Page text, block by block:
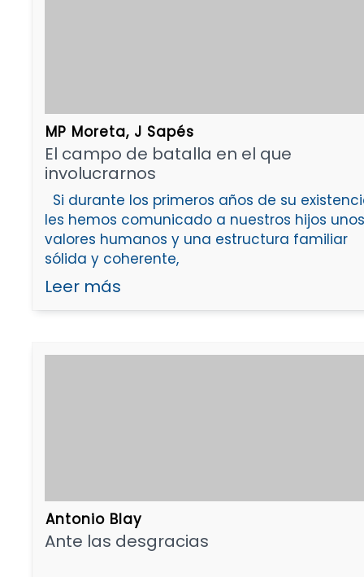
MP Moreta, J Sapés
El campo de batalla en el que
involucrarnos
Si durante los primeros años de su
les hemos comunicado a nuestros hijos unos
valores humanos y una estructura familiar
sólida y coherente,
Leer más
Antonio Blay
Ante las desgracias